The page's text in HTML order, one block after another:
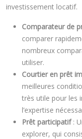
investissement locatif.
Comparateur de
comparer
nombreux
utiliser.
Courtier en prêt
meilleures
très utile pour les
l’expertise
Prêt participatif :
explorer, qui